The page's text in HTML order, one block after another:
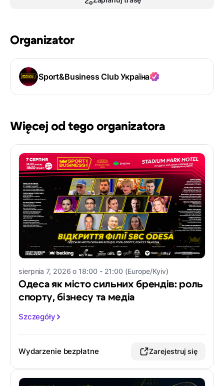
Organizator
Sport&Business Club Україна
Więcej od tego organizatora
sierpnia 7, 2026 o 18:00 - 21:00 (Europe/Kyiv)
Одеса як місто сильних брендів: роль
спорту, бізнесу та медіа
Szczegóły
Wydarzenie bezpłatne Zarejestruj się